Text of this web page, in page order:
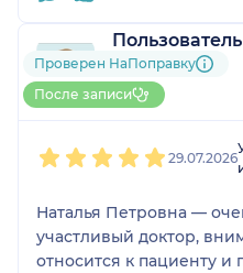
Пользователь
НаПоправку
1 отзыв
До 5 записей
Проверен НаПоправку
После записи
29.07.2026
Наталья Петровна —
участливый доктор,
относится к пациенту и